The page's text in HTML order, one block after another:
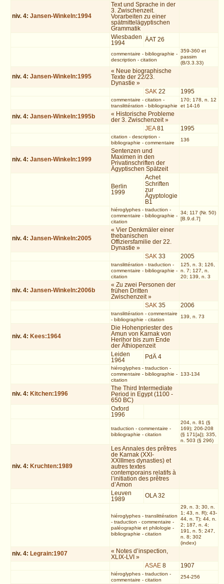
niv. 4:Jansen-Winkeln:1994
Text und Sprache in der
3. Zwischenzeit.
Vorarbeiten zu einer
spätmittelägyptischen
Grammatik
Wiesbaden
1994
ÄAT 26
commentaire - bibliographie -
description - citation
359-360 et
passim
(B/3.3.33)
niv. 4:Jansen-Winkeln:1995
« Neue biographische
Texte der 22/23.
Dynastie »
SAK 22 1995
commentaire - citation -
translittération - bibliographie
170; 178, n. 12
et 14-16
niv. 4:Jansen-Winkeln:1995b
« Historische Probleme
der 3. Zwischenzeit »
JEA81 1995
citation - description -
bibliographie - commentaire
136
niv. 4:Jansen-Winkeln:1999
Sentenzen und
Maximen in den
Privatinschriften der
Ägyptischen Spätzeit
Berlin
1999
Achet
Schriften
zur
Ägyptologie
B1
hiéroglyphes- traduction -
commentaire - bibliographie -
citation
34; 117 (Nr. 50)
[B.9.d.7]
niv. 4:Jansen-Winkeln:2005
« Vier Denkmäler einer
thebanischen
Offiziersfamilie der 22.
Dynastie »
SAK 33 2005
translittération - traduction -
commentaire - bibliographie -
citation
125, n. 3; 126,
n. 7; 127, n.
20; 139, n. 3
niv. 4:Jansen-Winkeln:2006b
« Zu zwei Personen der
frühen Dritten
Zwischenzeit »
SAK 35 2006
translittération - commentaire
- bibliographie - citation
139, n. 73
niv. 4: Kees:1964
Die Hohenpriester des
Amun von Karnak von
Herihor bis zum Ende
der Äthiopenzeit
Leiden
1964
PdÄ 4
hiéroglyphes- traduction -
commentaire - bibliographie -
citation
133-134
niv. 4: Kitchen:1996
The Third Intermediate
Period in Egypt (1100 -
650 BC)
Oxford
1996
traduction - commentaire -
bibliographie - citation
204, n. 81 (§
169); 206-208
(§ 171[a]); 335,
n. 503 (§ 296)
niv. 4: Kruchten:1989
Les Annales des prêtres
de Karnak (XXI-
XXIIImes dynasties) et
autres textes
contemporains relatifs à
l’initiation des prêtres
d’Amon
Leuven
1989
OLA 32
hiéroglyphes- translittération
- traduction - commentaire -
paléographie et philologie -
bibliographie - citation
29, n. 3; 30, n.
1; 43, n. R); 43-
44, n. T); 44, n.
2; 187, n. 4;
191, n. 5; 247,
n. 8; 302
(index)
niv. 4: Legrain:1907
« Notes d’inspection,
XLIX-LVI »
ASAE 8 1907
hiéroglyphes- traduction -
commentaire - citation
254-256